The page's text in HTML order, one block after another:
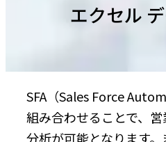
エクセル
SFA（Sales Force
組み合わせることで、
分析が可能となります。